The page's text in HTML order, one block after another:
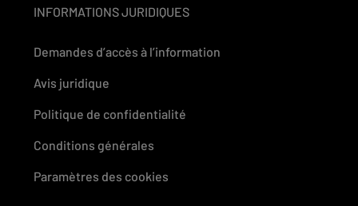
INFORMATIONS JURIDIQUES
Demandes d’accès à l’information
Avis juridique
Politique de confidentialité
Conditions générales
Paramètres des cookies